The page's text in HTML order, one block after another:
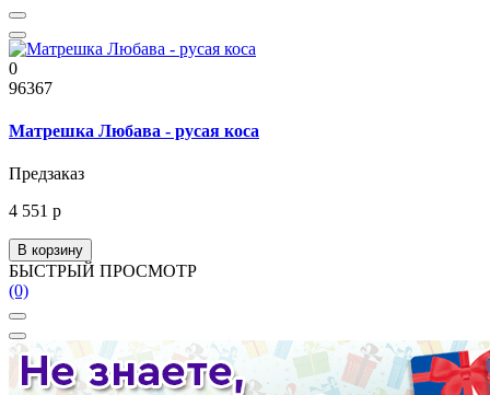
0
96367
Матрешка Любава - русая коса
Предзаказ
4 551 р
В корзину
БЫСТРЫЙ ПРОСМОТР
(0)